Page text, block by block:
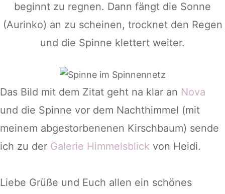
beginnt zu regnen. Dann fängt die Sonne
(Aurinko) an zu scheinen, trocknet den Regen
und die Spinne klettert weiter.
Das Bild mit dem Zitat geht na klar an Nova
und die Spinne vor dem Nachthimmel (mit
meinem abgestorbenenen Kirschbaum) sende
ich zu der Galerie Himmelsblick von Heidi.
Liebe Grüße und Euch allen ein schönes